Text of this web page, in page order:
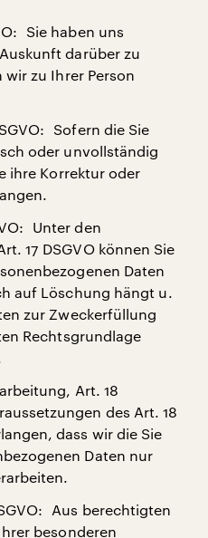
Sie haben uns
darüber zu
zu Ihrer Person
Sofern die Sie
oder unvollständig
ihre Korrektur oder
Unter den
17 DSGVO können Sie
Daten
auf Löschung hängt u.
zur Zweckerfüllung
Rechtsgrundlage
Art. 18
des Art. 18
dass wir die Sie
Daten nur
Aus berechtigten
besonderen